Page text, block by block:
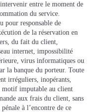
entre le moment de
du service.
pour responsable de
de la réservation en
du fait du client,
internet, impossibilité
virus informatiques ou
la banque du porteur. Toute
irréguliers, inopérants,
motif imputable au client
aux frais du client, sans
à l’encontre de ce